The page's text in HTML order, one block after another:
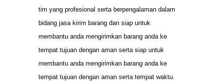
tim yang profesional serta berpengalaman dalam
bidang jasa kirim barang dan siap untuk
membantu anda mengirimkan barang anda ke
tempat tujuan dengan aman serta siap untuk
membantu anda mengirimkan barang anda ke
tempat tujuan dengan aman serta tempat waktu.